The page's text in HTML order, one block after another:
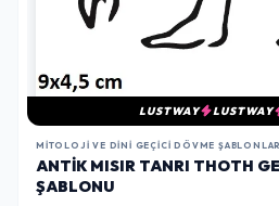
LUSTWAY LUSTWAY
MITOLOJI VE DINI GEÇICI DÖVME
ANTIK MISIR TANRI THOTH
ŞABLONU